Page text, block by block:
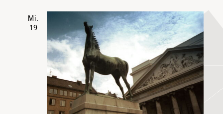
Mi.
19